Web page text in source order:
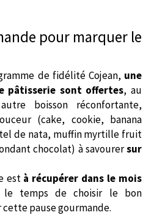
pour marquer le
de fidélité Cojean, une
pâtisserie sont offertes, au
boisson réconfortante,
(cake, cookie, banana
de nata, muffin myrtille fruit
chocolat) à savourersur
est à récupérer dans le mois
temps de choisir le bon
cette pause gourmande.